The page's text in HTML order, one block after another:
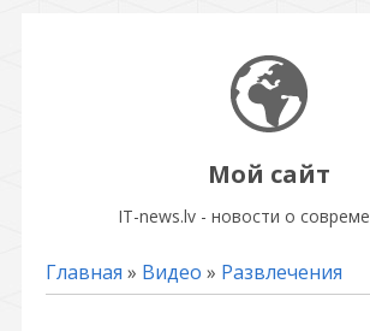
Мой сайт
IT-news.lv - новости о
Главная » Видео » Развлечения